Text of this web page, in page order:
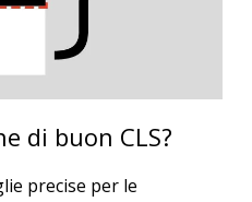
di buon CLS?
precise per le